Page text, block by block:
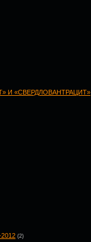
И «СВЕРДЛОВАНТРАЦИТ»
(2)